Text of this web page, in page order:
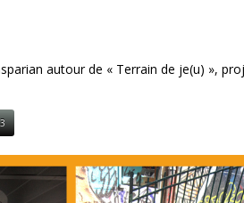
autour de « Terrain de je(u) »,